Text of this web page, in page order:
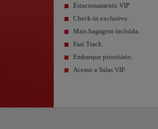
Estacionamento VIP
Check-in exclusivo.
Mais bagagem incluída.
Fast Track.
Embarque prioritário.
Acesso a Salas VIP.